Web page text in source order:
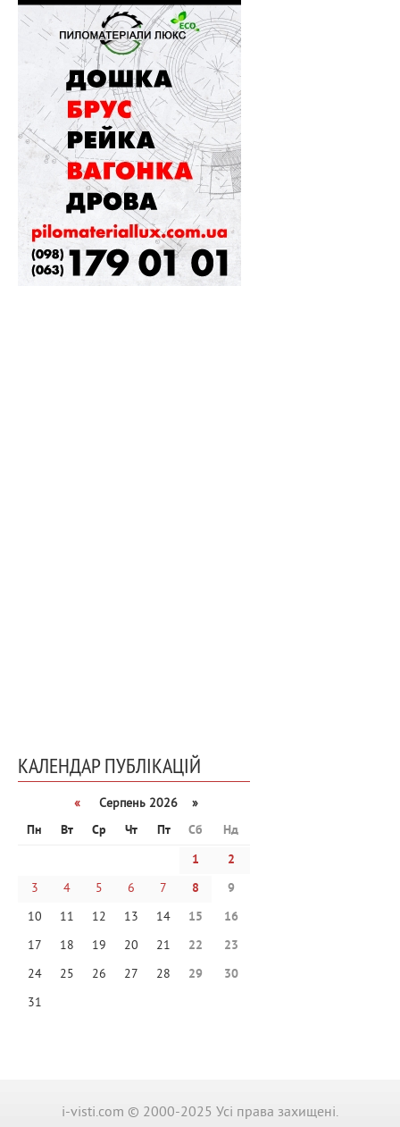
КАЛЕНДАР ПУБЛІКАЦІЙ
«
Серпень 2026 »
Пн
Вт Ср Чт Пт Сб
Нд
1
2
3
4 5 6 7 8
9
10
11 12 13 14 15
16
17
18 19 20 21 22
23
24
25 26 27 28 29
30
31
i-visti.com © 2000-2025 Усі права захищені.